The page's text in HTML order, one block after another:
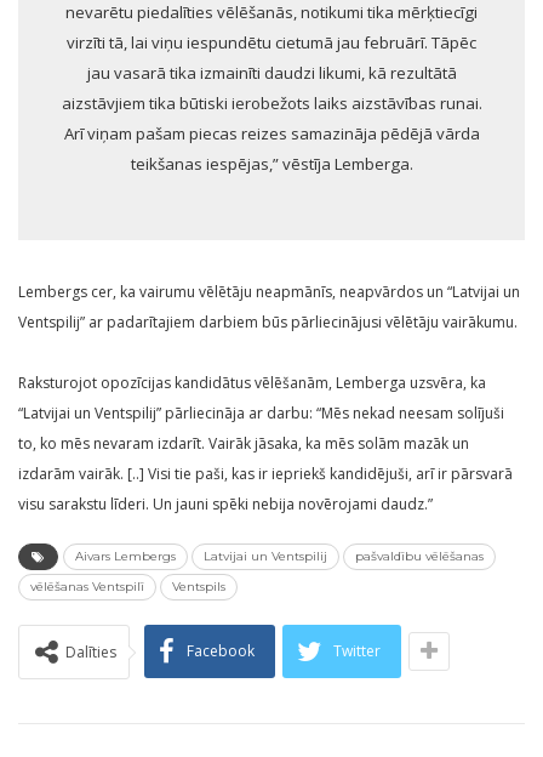
nevarētu piedalīties vēlēšanās, notikumi tika mērķtiecīgi
virzīti tā, lai viņu iespundētu cietumā jau februārī. Tāpēc
jau vasarā tika izmainīti daudzi likumi, kā rezultātā
aizstāvjiem tika būtiski ierobežots laiks aizstāvības runai.
Arī viņam pašam piecas reizes samazināja pēdējā vārda
teikšanas iespējas,” vēstīja Lemberga.
Lembergs cer, ka vairumu vēlētāju neapmānīs, neapvārdos un “Latvijai un
Ventspilij” ar padarītajiem darbiem būs pārliecinājusi vēlētāju vairākumu.
Raksturojot opozīcijas kandidātus vēlēšanām, Lemberga uzsvēra, ka
“Latvijai un Ventspilij” pārliecināja ar darbu: “Mēs nekad neesam solījuši
to, ko mēs nevaram izdarīt. Vairāk jāsaka, ka mēs solām mazāk un
izdarām vairāk. [..] Visi tie paši, kas ir iepriekš kandidējuši, arī ir pārsvarā
visu sarakstu līderi. Un jauni spēki nebija novērojami daudz.”
Aivars Lembergs Latvijai un Ventspilij
pašvaldību vēlēšanas
vēlēšanas Ventspilī
Ventspils
Dalīties Facebook Twitter